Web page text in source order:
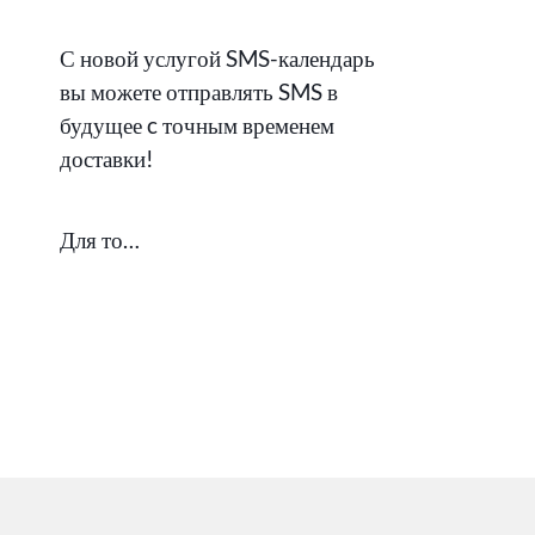
С новой услугой SMS-календарь
вы можете отправлять SMS в
будущее c точным временем
доставки!
Для то…